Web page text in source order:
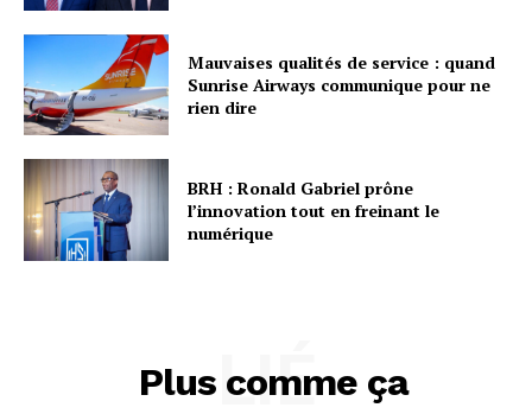
Mauvaises qualités de service : quand
Sunrise Airways communique pour ne
rien dire
BRH : Ronald Gabriel prône
l’innovation tout en freinant le
numérique
Plus comme ça
LIÉ